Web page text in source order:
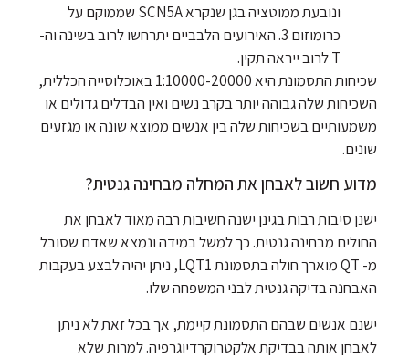
ונובעת ממוטציה בגן שנקרא SCN5A שממוקם על
כרומוזום 3. האירועים הלבביים יתרחשו לרוב בשינה וה-
T לרוב ייראה תקין.
שכיחות התסמונת היא 1:10000-20000 באוכלוסייה הכללית,
השכיחות שלה גבוהה יותר בקרב נשים ואין הבדלים גדולים או
משמעותיים בשכיחות שלה בין אנשים ממוצא שונה או מגזעים
שונים.
מדוע חשוב לאבחן את המחלה מבחינה גנטית?
ישנן סיבות רבות בגינן ישנה חשיבות רבה מאוד לאבחן את
החולים מבחינה גנטית. כך למשל במידה ונמצא שאדם שסובל
מ- QT מוארך חולה בתסמונת LQT1, ניתן יהיה לבצע בעקבות
האבחנה בדיקה גנטית לבני המשפחה שלו.
ישנם אנשים שבהם התסמונת קיימת, אך בכל זאת לא ניתן
לאבחן אותה בבדיקת אלקטרוקרדיוגרפיה. למרות שלא